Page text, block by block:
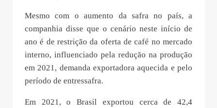
Mesmo com o aumento da safra no país, a
companhia disse que o cenário neste início de
ano é de restrição da oferta de café no mercado
interno, influenciado pela redução na produção
em 2021, demanda exportadora aquecida e pelo
período de entressafra.
Em 2021, o Brasil exportou cerca de 42,4